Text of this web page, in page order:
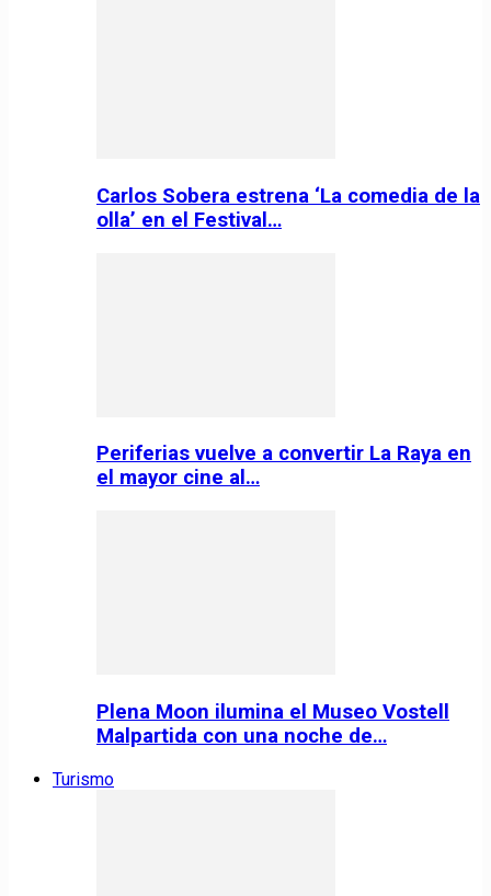
Carlos Sobera estrena ‘La comedia de la
olla’ en el Festival…
Periferias vuelve a convertir La Raya en
el mayor cine al…
Plena Moon ilumina el Museo Vostell
Malpartida con una noche de…
Turismo